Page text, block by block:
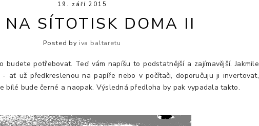
19. září 2015
NA SÍTOTISK DOMA II
Posted by iva baltaretu
budete potřebovat. Teď vám napíšu to podstatnější a zajímavější. Jakmile
ať už předkreslenou na papíře nebo v počítači, doporučuju ji invertovat,
bílé bude černé a naopak. Výsledná předloha by pak vypadala takto.